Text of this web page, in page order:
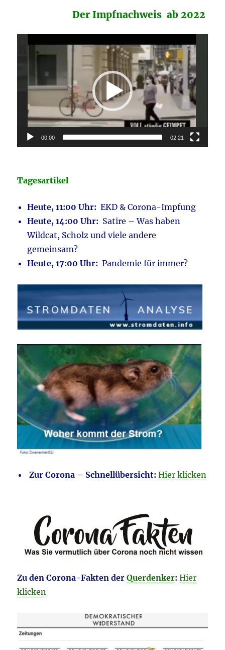
Der Impfnachweis ab 2022
Player
00:00 02:21
Tagesartikel
Heute, 11:00 Uhr:EKD & Corona-Impfung
Heute, 14:00 Uhr: Satire – Was haben
Wildcat, Scholz und viele andere
gemeinsam?
Heute, 17:00 Uhr:Pandemie für immer?
Zur Corona – Schnellübersicht: Hier klicken
Zu den Corona-Fakten derQuerdenker: Hier
klicken